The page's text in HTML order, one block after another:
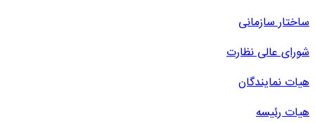
ساختار سازمانی
شورای عالی نظارت
هیات نمایندگان
هیات رئیسه